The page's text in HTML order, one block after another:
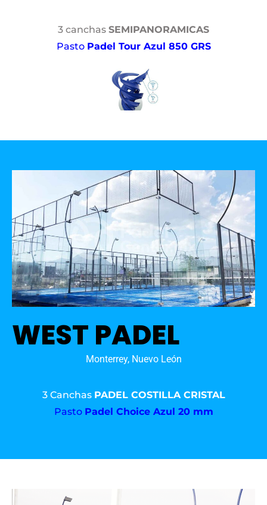
3 canchas SEMIPANORAMICAS
Pasto Padel Tour Azul 850 GRS
WEST PADEL
Monterrey, Nuevo León
3 Canchas PADEL COSTILLA CRISTAL
Pasto Padel Choice Azul 20 mm